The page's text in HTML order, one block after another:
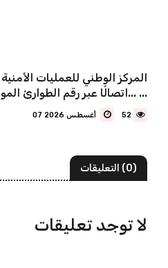
اتصالًا عبر رقم الطوارئ الموحد... ...
52
(0) التعليقات
لا توجد تعليقات